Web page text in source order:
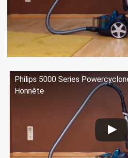
Philips 5000 Series
Honnête